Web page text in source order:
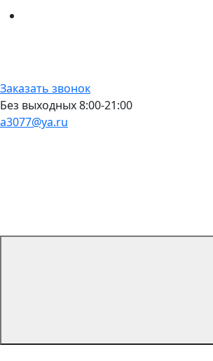
Заказать звонок
Без выходных 8:00-21:00
a3077@ya.ru